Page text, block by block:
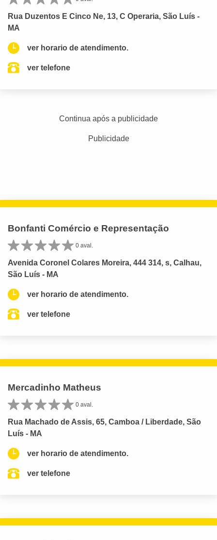
Rua Duzentos E Cinco Ne, 13, C Operaria, São Luís -
MA
ver horario de atendimento.
ver telefone
Continua após a publicidade
Publicidade
Bonfanti Comércio e Representação
0 aval.
Avenida Coronel Colares Moreira, 444 314, s, Calhau,
São Luís - MA
ver horario de atendimento.
ver telefone
Mercadinho Matheus
0 aval.
Rua Machado de Assis, 65, Camboa / Liberdade, São
Luís - MA
ver horario de atendimento.
ver telefone